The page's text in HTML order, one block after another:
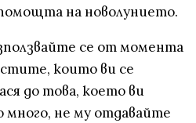
на новолунието.
се от момента
които ви се
до това, което ви
много, не му отдавайте